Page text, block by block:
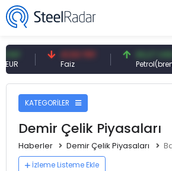
41,53 TRY 83,27 USD
Petrol(brent)
KATEGORİLER
Demir Çelik Piyasaları
Haberler Demir Çelik Piyasaları
İzleme Listeme Ekle